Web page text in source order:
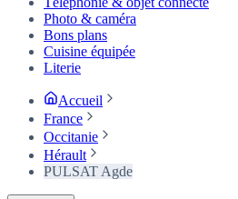
Photo & caméra
Bons plans
Cuisine équipée
Literie
Accueil
France
Occitanie
Hérault
PULSAT Agde